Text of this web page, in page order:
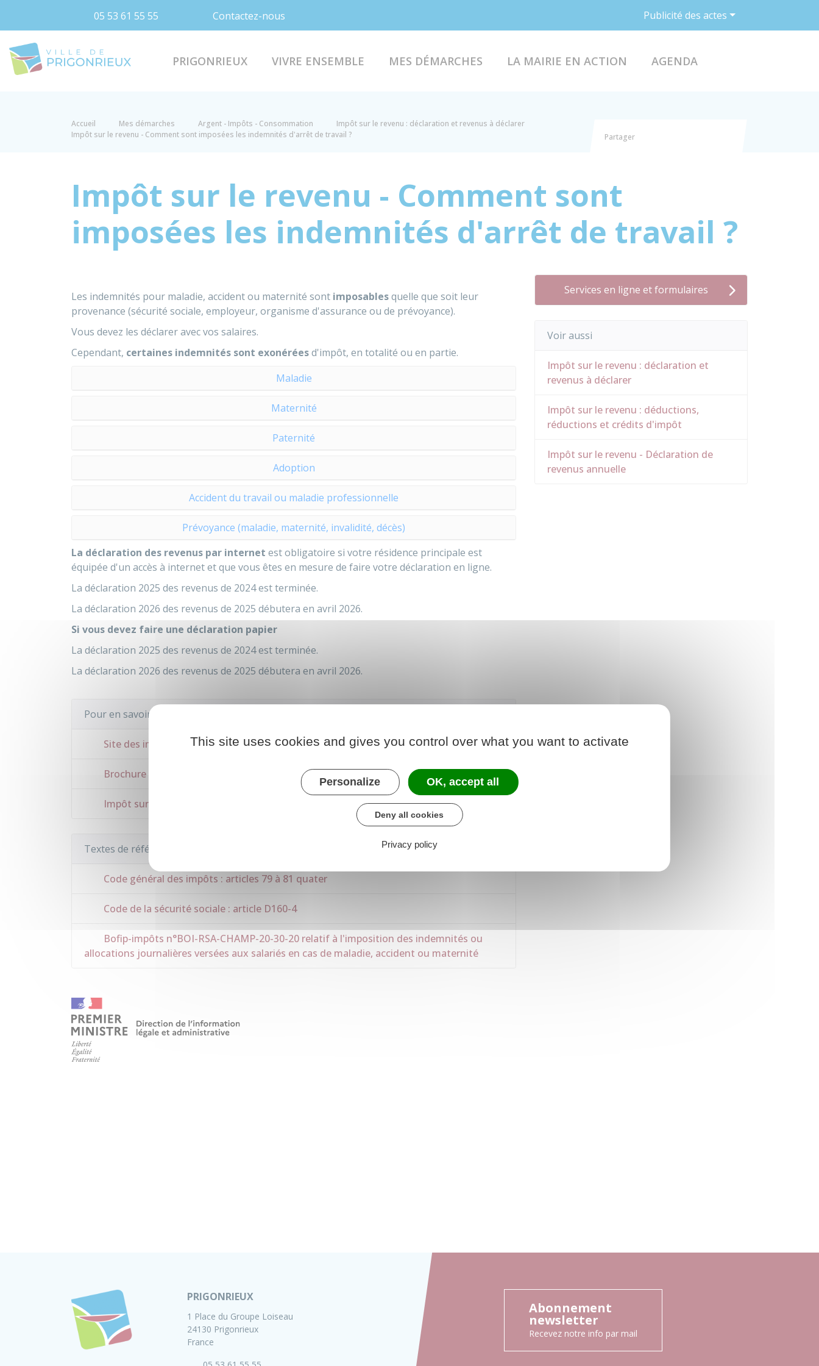
05 53 61 55 55 Contactez-nous Publicité des actes
PRIGONRIEUX VIVRE ENSEMBLE MES DÉMARCHES LA MAIRIE EN ACTION AGENDA
Accueil Mes démarches Argent - Impôts - Consommation
Impôt sur le revenu : déclaration et revenus à déclarer
Impôt sur le revenu - Comment sont imposées les indemnités d'arrêt de travail ?
Partager
Impôt sur le revenu - Comment sont
imposées les indemnités d'arrêt de travail ?
Les indemnités pour maladie, accident ou maternité sont imposablesquelle que soit leur
provenance (sécurité sociale, employeur, organisme d'assurance ou de prévoyance).
Vous devez les déclarer avec vos salaires.
Cependant, certaines indemnités sont exonéréesd'impôt, en totalité ou en partie.
Maladie
Maternité
Paternité
Adoption
Accident du travail ou maladie professionnelle
Prévoyance (maladie, maternité, invalidité, décès)
La déclaration des revenus par internet est obligatoire si votre résidence principale est
équipée d'un accès à internet et que vous êtes en mesure de faire votre déclaration en ligne.
La déclaration 2025 des revenus de 2024 est terminée.
La déclaration 2026 des revenus de 2025 débutera en avril 2026.
Si vous devez faire une déclaration papier
La déclaration 2025 des revenus de 2024 est terminée.
La déclaration 2026 des revenus de 2025 débutera en avril 2026.
Pour en savoir plus
Site des impôts
Brochure pratique 2025 - Déclaration des revenus de 2024
Impôt sur le revenu : dépliants d'information
Textes de référence
Code général des impôts : articles 79 à 81 quater
Code de la sécurité sociale : article D160-4
Bofip-impôts n°BOI-RSA-CHAMP-20-30-20 relatif à l'imposition des indemnités ou
allocations journalières versées aux salariés en cas de maladie, accident ou maternité
Services en ligne et formulaires
Voir aussi
Impôt sur le revenu : déclaration et
revenus à déclarer
Impôt sur le revenu : déductions,
réductions et crédits d'impôt
Impôt sur le revenu - Déclaration de
revenus annuelle
PRIGONRIEUX
1 Place du Groupe Loiseau
24130 Prigonrieux
France
Abonnement
newsletter
Recevez notre info par mail
This site uses cookies and gives you control over what you want to activate
Personalize OK, accept all
Deny all cookies
Privacy policy